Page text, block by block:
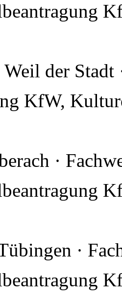
der Stadt
KfW,
·
·